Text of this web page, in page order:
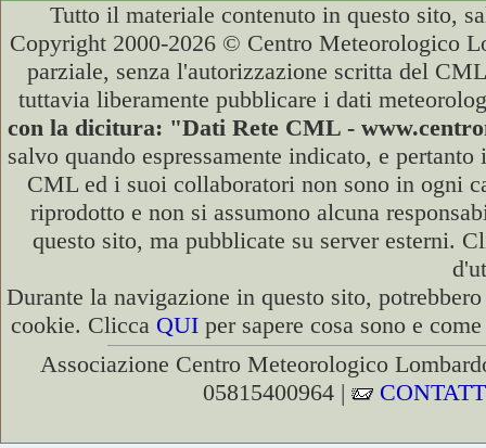
Tutto il materiale contenuto in questo sito,
Copyright 2000-2026 © Centro Meteorologico
parziale, senza l'autorizzazione scritta del
tuttavia liberamente pubblicare i dati
con la dicitura: "Dati Rete CML -
salvo quando espressamente indicato, e
CML ed i suoi collaboratori non sono in ogni
riprodotto e non si assumono alcuna
questo sito, ma pubblicate su server esterni.
Durante la navigazione in questo sito,
cookie. Clicca QUI per sapere cosa sono e
Associazione Centro Meteorologico
05815400964 |